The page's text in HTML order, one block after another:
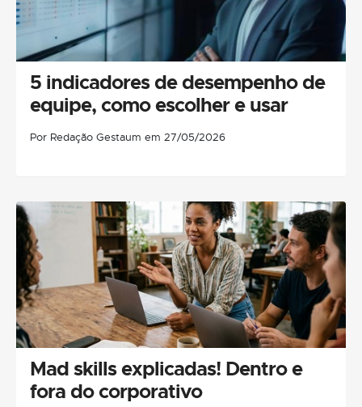
5 indicadores de desempenho de
equipe, como escolher e usar
Por Redação Gestaum em 27/05/2026
Mad skills explicadas! Dentro e
fora do corporativo